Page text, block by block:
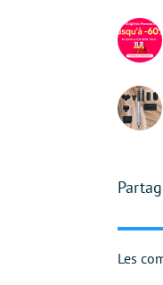
Les